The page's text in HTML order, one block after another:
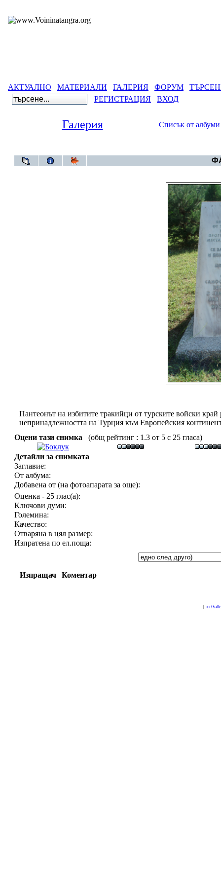
АКТУАЛНО МАТЕРИАЛИ ГАЛЕРИЯ ФОРУМ
РЕГИСТРАЦИЯ
ВХОД
Галерия Списък от албуми
Пантеонът на избитите тракийци от турските войски
непринадлежността на Турция към Европейския
Оцени тази снимка
(общ рейтинг : 1.3 от 5 с 25 гласа)
Детайли за снимката
Заглавие:
От албума:
Добавена от (на фотоапарата за още):
Оценка - 25 глас(а):
Ключови думи:
Големина:
Качество:
Отваряна в цял размер:
Изпратена по ел.поща:
Изпращач Коментар
[